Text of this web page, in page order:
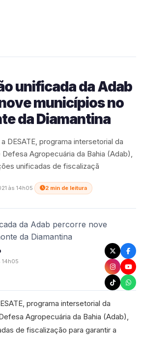
unificada da Adab
municípios no
da Diamantina
DESATE, programa intersetorial da
Agropecuária da Bahia (Adab),
unificadas de fiscalizaçã
às 14h05 2 min de leitura
14h05
programa intersetorial da
Agropecuária da Bahia (Adab),
de fiscalização para garantir a